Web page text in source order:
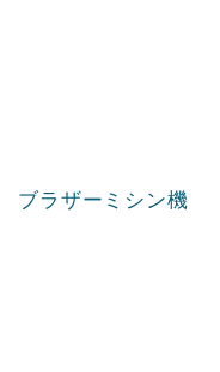
ブラザーミシン機